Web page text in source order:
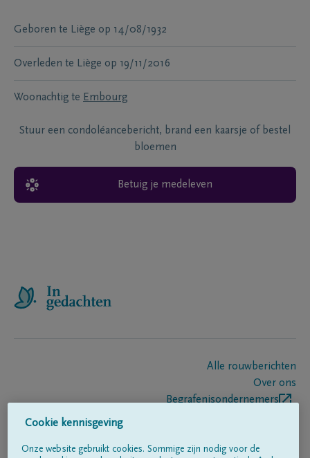
Geboren te Liège op 14/08/1932
Overleden te Liège op 19/11/2016
Woonachtig te Embourg
Stuur een condoléancebericht, brand een kaarsje of bestel
bloemen
Betuig je medeleven
Alle rouwberichten
Over ons
Begrafenisondernemers
Cookie kennisgeving
Onze website gebruikt cookies. Sommige zijn nodig voor de